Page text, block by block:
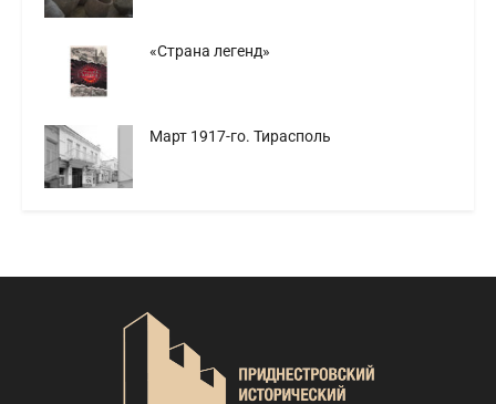
«Страна легенд»
Март 1917-го. Тирасполь